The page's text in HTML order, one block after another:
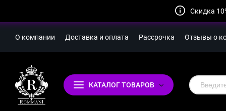
Скидка
О компании Доставка и оплата Рассрочка Отзывы о
КАТАЛОГ ТОВАРОВ